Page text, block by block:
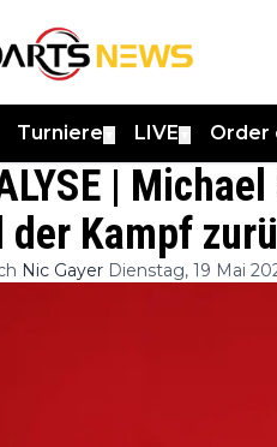
Turniere LIVE Order
|
der Kampf
Nic Gayer Dienstag, 19 Mai